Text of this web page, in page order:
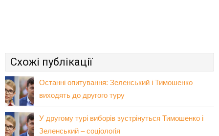
Схожі публікації
Останні опитування: Зеленський і Тимошенко
виходять до другого туру
У другому турі виборів зустрінуться Тимошенко і
Зеленський – соціологія